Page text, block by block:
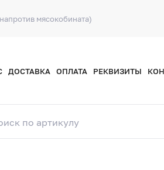
мясокобината)
ДОСТАВКА ОПЛАТА РЕКВИЗИТЫ